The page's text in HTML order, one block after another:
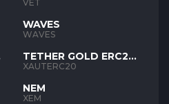
VET
WAVES
WAVES
TETHER GOLD ERC20
XAUT
XAUTERC20
NEM
XEM